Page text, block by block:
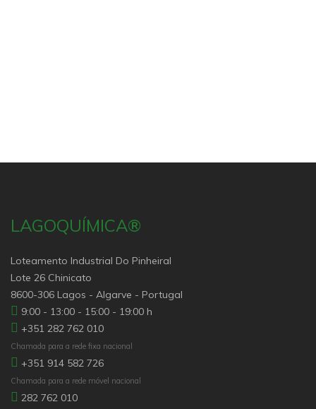
LAGOQUÍMICA®
Loteamento Industrial Do Pinheiral
Lote 26 Chinicato
8600-306 Lagos - Algarve - Portugal
9:00 - 13:00 - 15:00 - 19:00 h
+351 282 762 010
Chamada para a rede fixa nacional
+351 914 582 726
Chamada para a rede móvel nacional
282 762 010